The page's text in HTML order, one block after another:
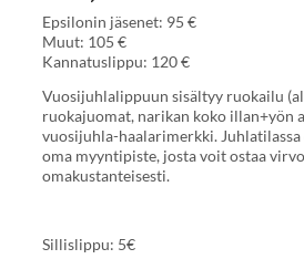
Epsilonin jäsenet: 95 €
Muut: 105 €
Kannatuslippu: 120 €
Vuosijuhlalippuun sisältyy ruokailu
ruokajuomat, narikan koko illan+yön
vuosijuhla-haalarimerkki.
oma myyntipiste, josta voit ostaa
omakustanteisesti.
Sillislippu: 5€